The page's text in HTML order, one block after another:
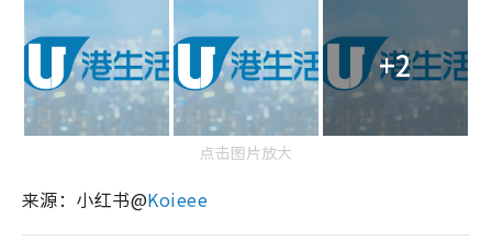
+2
点击图片放大
来源：小红书@Koieee